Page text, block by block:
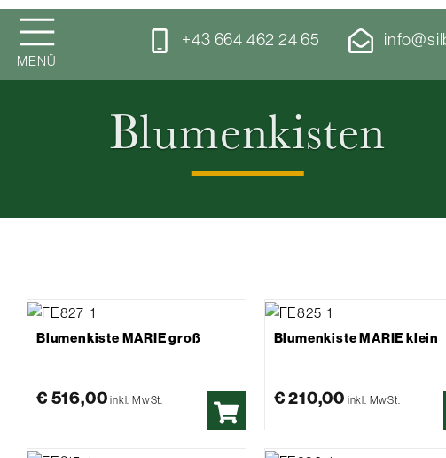
+43 664 462 24 65
MENÜ
Blumenkisten
Blumenkiste MARIE groß
€ 516,00 inkl. MwSt.
Blumenkiste MARIE klein
€ 210,00 inkl. MwSt.